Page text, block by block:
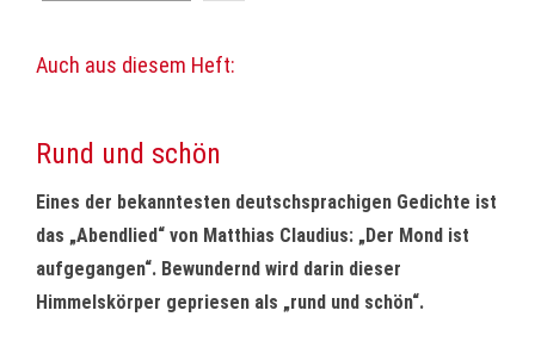
Auch aus diesem Heft:
Rund und schön
Eines der bekanntesten deutschsprachigen Gedichte ist
das „Abendlied“ von Matthias Claudius: „Der Mond ist
aufgegangen“. Bewundernd wird darin dieser
Himmelskörper gepriesen als „rund und schön“.